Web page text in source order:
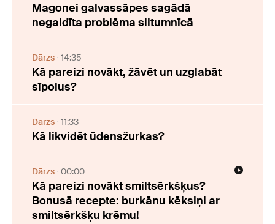
Magonei galvassāpes sagādā
negaidīta problēma siltumnīcā
Dārzs 14:35
Kā pareizi novākt, žāvēt un uzglabāt
sīpolus?
Dārzs 11:33
Kā likvidēt ūdensžurkas?
Dārzs 00:00
Kā pareizi novākt smiltsērkšķus?
Bonusā recepte: burkānu kēksiņi ar
smiltsērkšķu krēmu!